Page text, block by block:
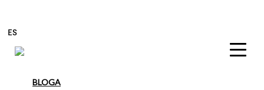
Edukira zuzenean joan
ES
BLOGA